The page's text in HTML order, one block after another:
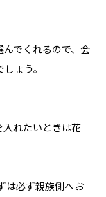
んでくれるので、会
ょう。
入れたいときは花
は必ず親族側へお